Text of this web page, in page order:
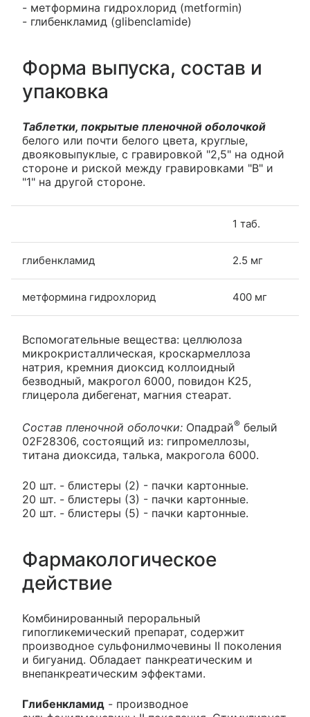
- метформина гидрохлорид (metformin)
- глибенкламид (glibenclamide)
Форма выпуска, состав и
упаковка
Таблетки, покрытые пленочной оболочкой
белого или почти белого цвета, круглые,
двояковыпуклые, с гравировкой "2,5" на одной
стороне и риской между гравировками "B" и
"1" на другой стороне.
1 таб.
глибенкламид 2.5 мг
метформина гидрохлорид 400 мг
Вспомогательные вещества: целлюлоза
микрокристаллическая, кроскармеллоза
натрия, кремния диоксид коллоидный
безводный, макрогол 6000, повидон K25,
глицерола дибегенат, магния стеарат.
Состав пленочной оболочки: Опадрай® белый
02F28306, состоящий из: гипромеллозы,
титана диоксида, талька, макрогола 6000.
20 шт. - блистеры (2) - пачки картонные.
20 шт. - блистеры (3) - пачки картонные.
20 шт. - блистеры (5) - пачки картонные.
Фармакологическое
действие
Комбинированный пероральный
гипогликемический препарат, содержит
производное сульфонилмочевины II поколения
и бигуанид. Обладает панкреатическим и
внепанкреатическим эффектами.
Глибенкламид - производное